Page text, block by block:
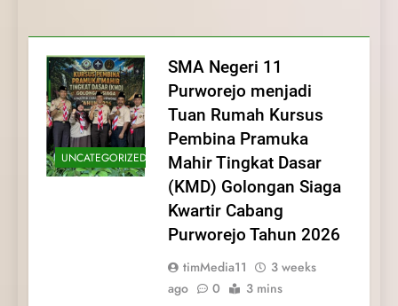
dan Pengabdian Generasi
Pramuka
Pramuka
Kepedulian
UNCATEGORIZED
SMA Negeri 11
Purworejo menjadi
Tuan Rumah Kursus
Pembina Pramuka
Mahir Tingkat Dasar
(KMD) Golongan Siaga
Kwartir Cabang
Purworejo Tahun 2026
timMedia11
3 weeks
ago
0 3 mins